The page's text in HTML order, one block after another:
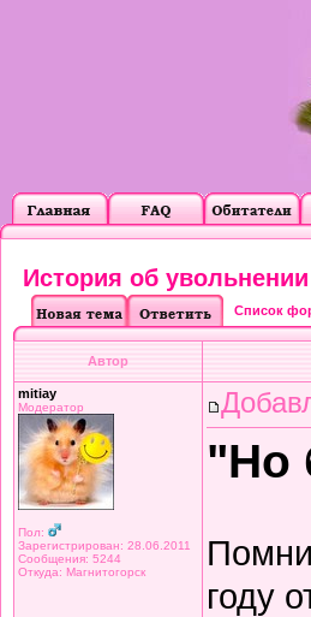
История об увольнении
Список
Автор
mitiay
Модератор
Пол:
Зарегистрирован: 28.06.2011
Сообщения: 5244
Откуда: Магнитогорск
"Но
году